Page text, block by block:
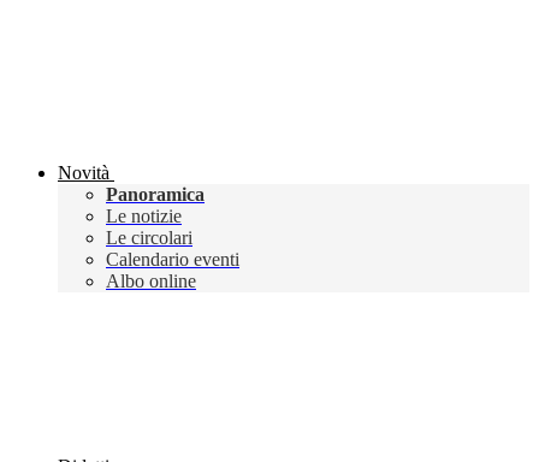
Novità
Panoramica
Le notizie
Le circolari
Calendario eventi
Albo online